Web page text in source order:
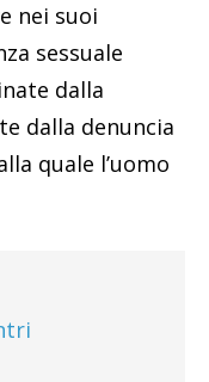
nei suoi
sessuale
dalla
dalla denuncia
quale l’uomo